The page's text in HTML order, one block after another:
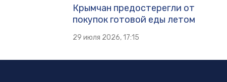
Крымчан предостерегли от
покупок готовой еды летом
29 июля 2026, 17:15